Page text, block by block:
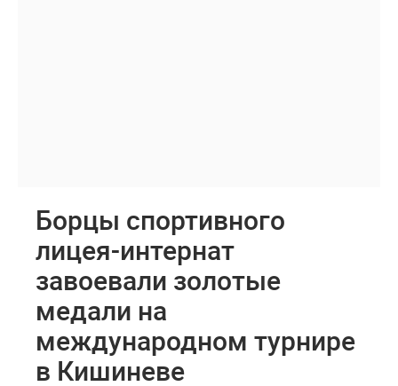
Борцы спортивного
лицея-интернат
завоевали золотые
медали на
международном турнире
в Кишиневе